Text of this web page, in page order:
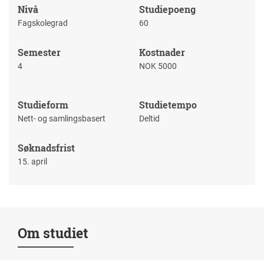
Nivå
Fagskolegrad
Studiepoeng
60
Semester
4
Kostnader
NOK 5000
Studieform
Nett- og samlingsbasert
Studietempo
Deltid
Søknadsfrist
15. april
Om studiet